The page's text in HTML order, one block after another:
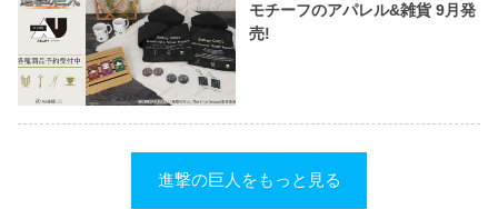
モチーフのアパレル&雑貨 9月発
売!
進撃の巨人をもっと見る